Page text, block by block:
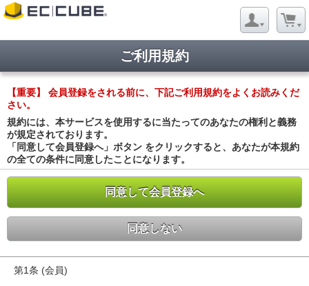
ご利用規約
【重要】 会員登録をされる前に、下記ご利用規約をよくお読みくだ
さい。
規約には、本サービスを使用するに当たってのあなたの権利と義務
が規定されております。
「同意して会員登録へ」ボタン をクリックすると、あなたが本規約
の全ての条件に同意したことになります。
同意して会員登録へ
同意しない
第1条 (会員)